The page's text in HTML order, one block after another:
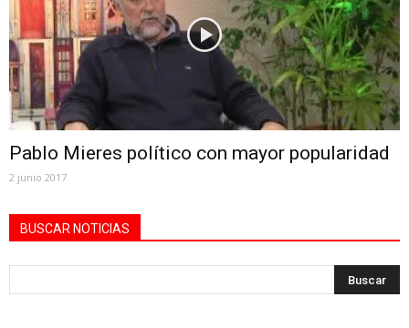
Pablo Mieres político con mayor popularidad
2 junio 2017
BUSCAR NOTICIAS